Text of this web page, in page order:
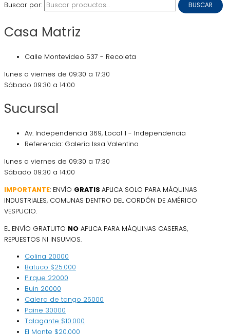
Buscar por: BUSCAR
Casa Matriz
Calle Montevideo 537 - Recoleta
lunes a viernes de 09:30 a 17:30
Sábado 09:30 a 14:00
Sucursal
Av. Independencia 369, Local 1 - Independencia
Referencia: Galería Issa Valentino
lunes a viernes de 09:30 a 17:30
Sábado 09:30 a 14:00
IMPORTANTE: ENVÍO GRATIS APLICA SOLO PARA MÁQUINAS
INDUSTRIALES, COMUNAS DENTRO DEL CORDÓN DE AMÉRICO
VESPUCIO.
EL ENVÍO GRATUITO NO APLICA PARA MÁQUINAS CASERAS,
REPUESTOS NI INSUMOS.
Colina 20000
Batuco $25.000
Pirque 22000
Buin 20000
Calera de tango 25000
Paine 30000
Talagante $10.000
El Monte $20.000